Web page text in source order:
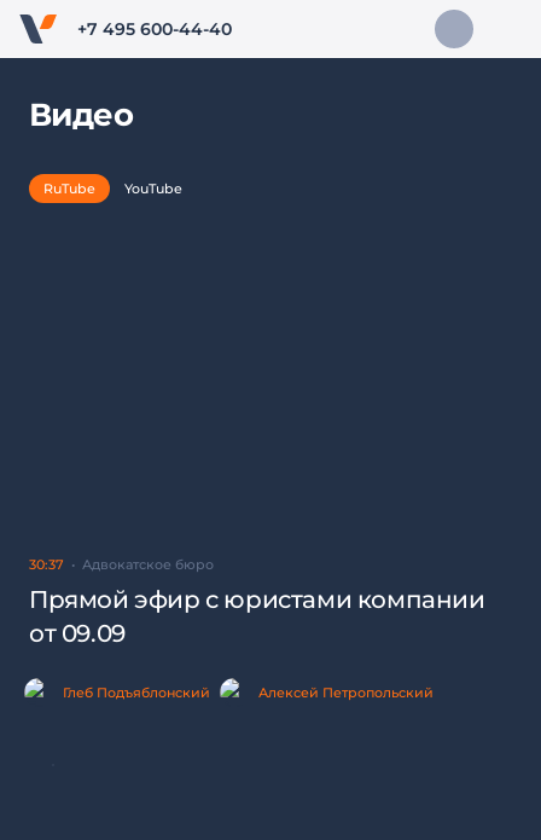
+7 495 600-44-40
Видео
RuTube YouTube
30:37 Адвокатское бюро
Прямой эфир с юристами компании
от 09.09
Глеб Подъяблонский Алексей Петропольский